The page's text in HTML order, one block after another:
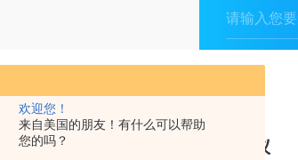
欢迎您！
来自美国的朋友！有什么可以帮助
您的吗？
二次元手动影像测量仪